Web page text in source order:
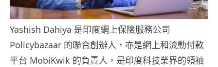
Yashish Dahiya 是印度網上保險服務公司
Policybazaar 的聯合創辦人，亦是網上和流動付款
平台 MobiKwik 的負責人，是印度科技業界的領袖